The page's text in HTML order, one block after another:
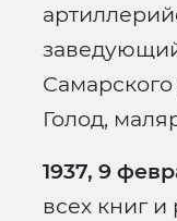
Самарского
Голод,
1937, 9
всех книг